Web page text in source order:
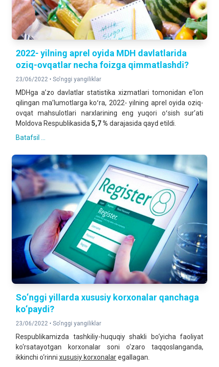
2022- yilning aprel oyida MDH davlatlarida
oziq-ovqatlar necha foizga qimmatlashdi?
23/06/2022 • So'nggi yangiliklar
MDHga aʼzo davlatlar statistika xizmatlari tomonidan eʼlon
qilingan maʼlumotlarga koʻra, 2022- yilning aprel oyida oziq-
ovqat mahsulotlari narxlarining eng yuqori oʻsish surʼati
Moldova Respublikasida 5,7 % darajasida qayd etildi.
Batafsil ...
So‘nggi yillarda xususiy korxonalar qanchaga
ko‘paydi?
23/06/2022 • So'nggi yangiliklar
Respublikamizda tashkiliy-huquqiy shakli bo‘yicha faoliyat
ko‘rsatayotgan korxonalar soni o‘zaro taqqoslanganda,
ikkinchi o‘rinni xususiy korxonalaregallagan.